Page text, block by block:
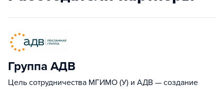
Группа АДВ
Цель сотрудничества МГИМО (У) и АДВ — создание